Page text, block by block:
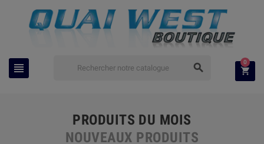
  
0
PRODUITS DU MOIS
NOUVEAUX PRODUITS